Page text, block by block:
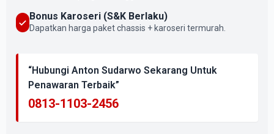
Bonus Karoseri (S&K Berlaku)
Dapatkan harga paket chassis + karoseri termurah.
“Hubungi Anton Sudarwo Sekarang Untuk
Penawaran Terbaik”
0813-1103-2456